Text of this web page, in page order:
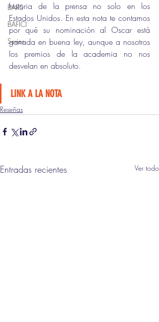
BARS
BAFICI
Series
historia de la prensa no solo en los
Estados Unidos. En esta nota te contamos
por qué su nominación al Oscar está
ganada en buena ley, aunque a nosotros
los premios de la academia no nos
desvelan en absoluto.
LINK A LA NOTA
Reseñas
Entradas recientes Ver todo